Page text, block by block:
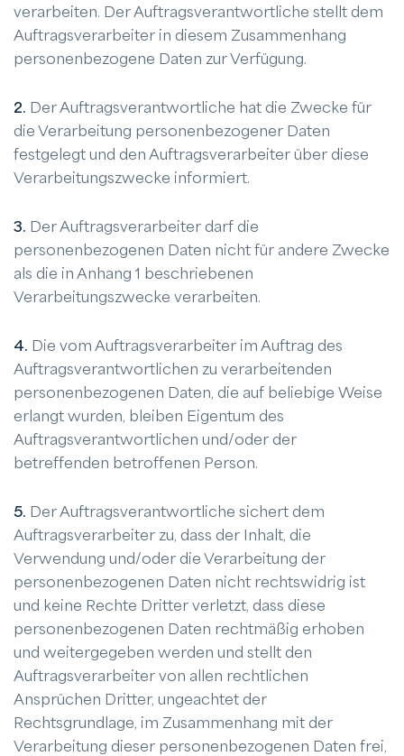
verarbeiten. Der Auftragsverantwortliche stellt dem
Auftragsverarbeiter in diesem Zusammenhang
personenbezogene Daten zur Verfügung.
2. Der Auftragsverantwortliche hat die Zwecke für
die Verarbeitung personenbezogener Daten
festgelegt und den Auftragsverarbeiter über diese
Verarbeitungszwecke informiert.
3. Der Auftragsverarbeiter darf die
personenbezogenen Daten nicht für andere Zwecke
als die in Anhang 1 beschriebenen
Verarbeitungszwecke verarbeiten.
4. Die vom Auftragsverarbeiter im Auftrag des
Auftragsverantwortlichen zu verarbeitenden
personenbezogenen Daten, die auf beliebige Weise
erlangt wurden, bleiben Eigentum des
Auftragsverantwortlichen und/oder der
betreffenden betroffenen Person.
5. Der Auftragsverantwortliche sichert dem
Auftragsverarbeiter zu, dass der Inhalt, die
Verwendung und/oder die Verarbeitung der
personenbezogenen Daten nicht rechtswidrig ist
und keine Rechte Dritter verletzt, dass diese
personenbezogenen Daten rechtmäßig erhoben
und weitergegeben werden und stellt den
Auftragsverarbeiter von allen rechtlichen
Ansprüchen Dritter, ungeachtet der
Rechtsgrundlage, im Zusammenhang mit der
Verarbeitung dieser personenbezogenen Daten frei,